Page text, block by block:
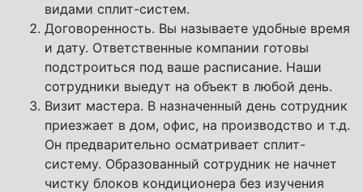
видами сплит-систем.
Договоренность. Вы называете удобные время
и дату. Ответственные компании готовы
подстроиться под ваше расписание. Наши
сотрудники выедут на объект в любой день.
Визит мастера. В назначенный день сотрудник
приезжает в дом, офис, на производство и т.д.
Он предварительно осматривает сплит-
систему. Образованный сотрудник не начнет
чистку блоков кондиционера без изучения